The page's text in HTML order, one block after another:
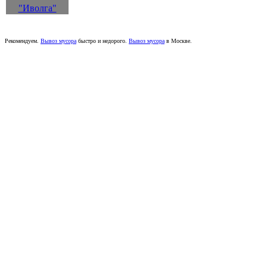
"Иволга"
Рекомендуем. Вывоз мусорабыстро и недорого. Вывоз мусорав Москве.